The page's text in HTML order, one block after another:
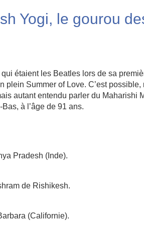
Yogi, le gourou
qui étaient les Beatles lors de sa
plein Summer of Love. C’est
autant entendu parler du Maharishi
à l’âge de 91 ans.
Pradesh (Inde).
de Rishikesh.
(Californie).